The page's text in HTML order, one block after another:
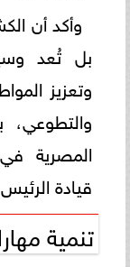
وأكد أن
بل تُعد
وتعزيز
المصرية
قيادة
تنمية